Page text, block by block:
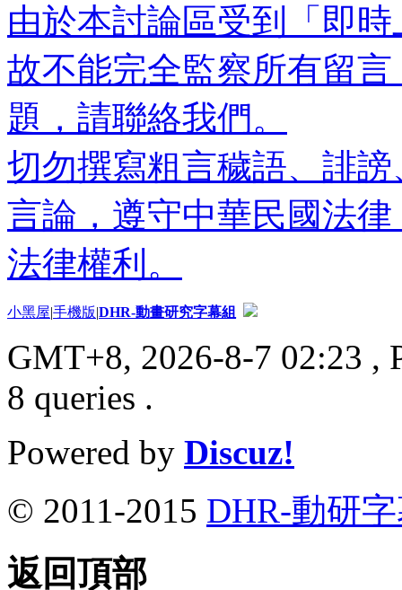
由於本討論區受到「即
故不能完全監察所有留
題，請聯絡我們。
切勿撰寫粗言穢語、誹
言論，遵守中華民國法
法律權利。
小黑屋|手機版|DHR-動畫研究字幕組
GMT+8, 2026-8-7 02:23 ,
8 queries .
Powered by Discuz!
© 2011-2015 DHR-動研
返回頂部